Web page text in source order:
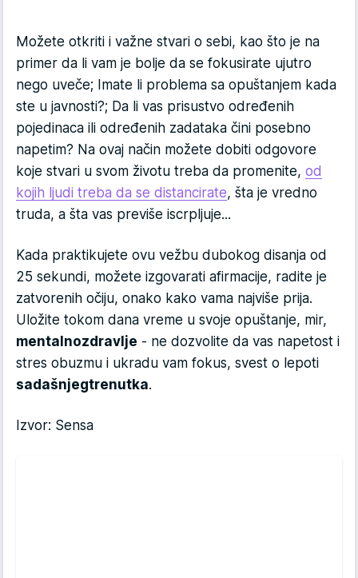
Možete otkriti i važne stvari o sebi, kao što je na
primer da li vam je bolje da se fokusirate ujutro
nego uveče; Imate li problema sa opuštanjem kada
ste u javnosti?; Da li vas prisustvo određenih
pojedinaca ili određenih zadataka čini posebno
napetim? Na ovaj način možete dobiti odgovore
koje stvari u svom životu treba da promenite, od
kojih ljudi treba da se distancirate, šta je vredno
truda, a šta vas previše iscrpljuje...
Kada praktikujete ovu vežbu dubokog disanja od
25 sekundi, možete izgovarati afirmacije, radite je
zatvorenih očiju, onako kako vama najviše prija.
Uložite tokom dana vreme u svoje opuštanje, mir,
mentalnozdravlje - ne dozvolite da vas napetost i
stres obuzmu i ukradu vam fokus, svest o lepoti
sadašnjegtrenutka.
Izvor: Sensa